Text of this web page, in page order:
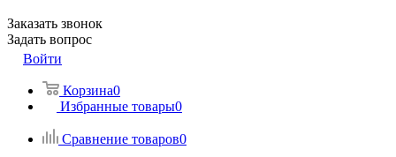
Заказать звонок
Задать вопрос
Войти
Корзина0
Избранные товары0
Сравнение товаров0